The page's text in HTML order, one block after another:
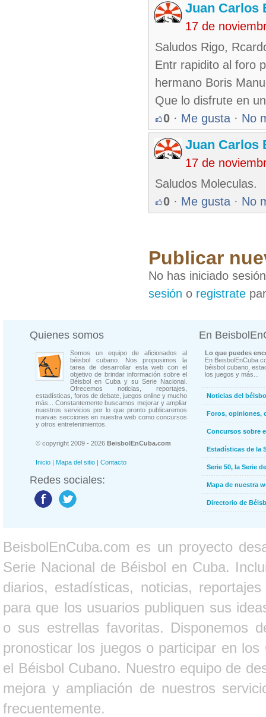
Juan Carlos
17 de
Saludos Rigo,
Entr rapidito al foro
hermano Boris
Que lo disfrute en
0 · Me gusta · No
Juan Carlos
17 de
Saludos Moleculas.
0 · Me gusta · No
Publicar
No has iniciado
sesión o registrate
Quienes somos
Somos un equipo de aficionados al
béisbol cubano. Nos propusimos la
tarea de desarrollar esta web con el
objetivo de brindar información sobre el
Béisbol en Cuba y su Serie Nacional.
Ofrecemos noticias, reportajes,
estadísticas, foros de debate, juegos online y mucho
más... Constantemente buscamos mejorar y ampliar
nuestros servicios por lo que pronto publicaremos
nuevas secciones en nuestra web como concursos
y otros entretenimientos.
© copyright 2009 - 2026 BeisbolEnCuba.com
Inicio | Mapa del sitio | Contacto
Redes sociales:
En
Lo que puedes
En
béisbol cubano,
los juegos y más...
Noticias del
Foros, opiniones,
Concursos sobre
Estadísticas de la
Serie 50, la Serie
Mapa de nuestra
Directorio de
BeisbolEnCuba.com es un proyecto
Serie Nacional de Béisbol en Cuba.
diarios, estadísticas, noticias,
para que los usuarios publiquen sus
o sus estrellas favoritas. Disponemos
pronosticar los juegos o participar en
el Béisbol Cubano. Nuestro equipo de
mejora y ampliación de nuestros
frecuentemente.